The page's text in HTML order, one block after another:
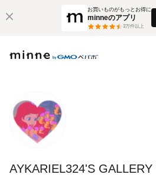
お買いものがもっとお得に
minneのアプリ
3万件以上
AYKARIEL324'S GALLERY